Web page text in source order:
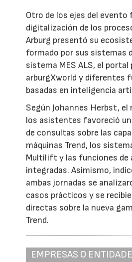
Otro de los ejes del evento
digitalización de los
Arburg presentó su
formado por sus sistemas
sistema MES ALS, el
arburgXworld y diferentes
basadas en inteligencia
Según Johannes Herbst, el
los asistentes favoreció
de consultas sobre las
máquinas Trend, los
Multilift y las funciones de
integradas. Asimismo,
ambas jornadas se
casos prácticos y se
directas sobre la nueva
Trend.
EMPRESAS O